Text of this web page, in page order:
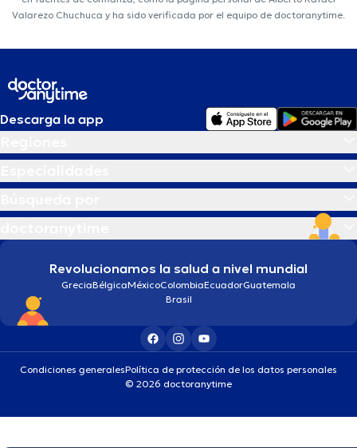
Valarezo Chuchuca y ha sido verificada por el equipo de doctoranytime.
Descarga la app
Revolucionamos la salud a nivel mundial
GreciaBélgicaMéxicoColombiaEcuadorGuatemala
Brasil
Condiciones generalesPolítica de protección de los datos personales
© 2026 doctoranytime